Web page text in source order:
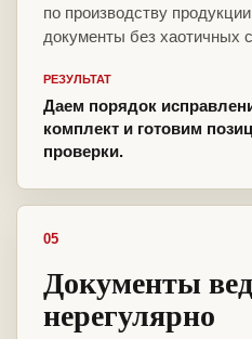
по производству
документы без хаотичных
РЕЗУЛЬТАТ
Даем порядок
комплект и готовим
проверки.
05
Документы
нерегулярно